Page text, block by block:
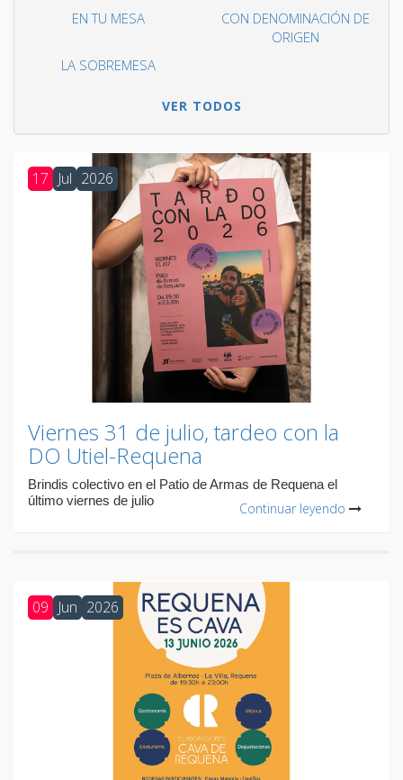
EN TU MESA
CON DENOMINACIÓN DE
ORIGEN
LA SOBREMESA
VER TODOS
17 Jul 2026
Viernes 31 de julio, tardeo con la
DO Utiel-Requena
Brindis colectivo en el Patio de Armas de Requena el
último viernes de julio
Continuar leyendo
09 Jun 2026